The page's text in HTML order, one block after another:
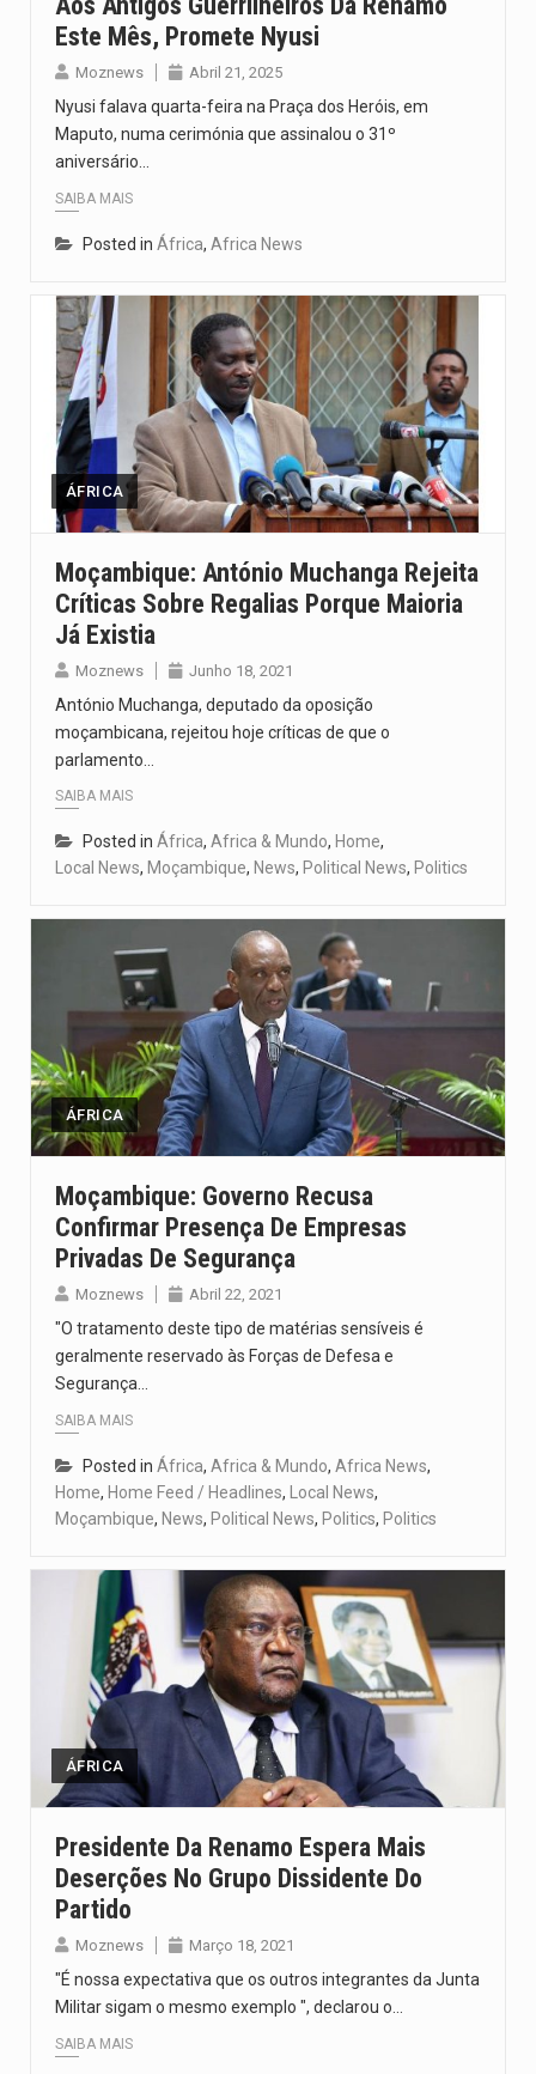
Este Mês, Promete Nyusi
Moznews Abril 21, 2025
Nyusi falava quarta-feira na Praça dos Heróis, em
Maputo, numa cerimónia que assinalou o 31º
aniversário…
SAIBA MAIS
Posted in África, Africa News
ÁFRICA
Moçambique: António Muchanga Rejeita
Críticas Sobre Regalias Porque Maioria
Já Existia
Moznews Junho 18, 2021
António Muchanga, deputado da oposição
moçambicana, rejeitou hoje críticas de que o
parlamento…
SAIBA MAIS
Posted in África, Africa & Mundo, Home,
Local News, Moçambique, News, Political News, Politics
ÁFRICA
Moçambique: Governo Recusa
Confirmar Presença De Empresas
Privadas De Segurança
Moznews Abril 22, 2021
"O tratamento deste tipo de matérias sensíveis é
geralmente reservado às Forças de Defesa e
Segurança…
SAIBA MAIS
Posted in África, Africa & Mundo, Africa News,
Home, Home Feed / Headlines, Local News,
Moçambique, News, Political News, Politics, Politics
ÁFRICA
Presidente Da Renamo Espera Mais
Deserções No Grupo Dissidente Do
Partido
Moznews Março 18, 2021
"É nossa expectativa que os outros integrantes da Junta
Militar sigam o mesmo exemplo ", declarou o…
SAIBA MAIS